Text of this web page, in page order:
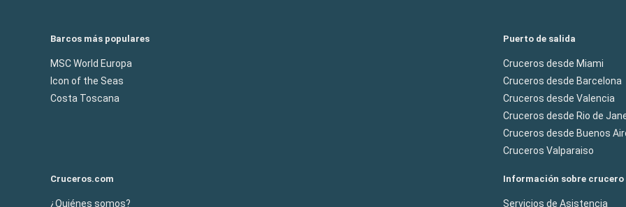
Barcos más populares
MSC World Europa
Icon of the Seas
Costa Toscana
Puerto de salida
Cruceros desde Miami
Cruceros desde Barcelona
Cruceros desde Valencia
Cruceros desde Rio de
Cruceros desde Buenos
Cruceros Valparaiso
Cruceros.com
¿Quiénes somos?
Información sobre crucero
Servicios de Asistencia